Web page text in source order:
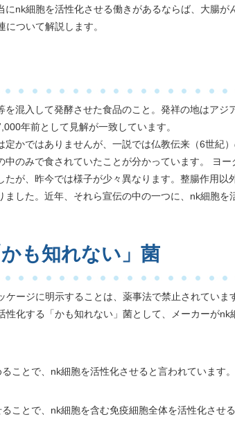
nk細胞を活性化させる働きがあるならば、大腸が
ついて解説します。
混入して発酵させた食品のこと。発祥の地はアジ
年前として見解が一致しています。
かではありませんが、一説では仏教伝来（6世紀
のみで食されていたことが分かっています。 ヨ
たが、昨今では様子が少々異なります。整腸作用以
した。近年、それら宣伝の中の一つに、nk細胞を
も知れない」菌
ージに明示することは、薬事法で禁止されていま
化する「かも知れない」菌として、メーカーがnk
ことで、nk細胞を活性化させると言われています。
ことで、nk細胞を含む免疫細胞全体を活性化させる